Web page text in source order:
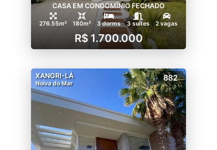
CASA EM CONDOMÍNIO FECHADO
276.55m² 180m² 3 dorms 3 suítes 2 vagas
R$ 1.700.000
XANGRI-LÁ
Noiva do Mar
882